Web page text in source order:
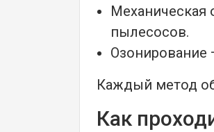
Механическая
пылесосов.
Озонирование
Каждый метод
Как